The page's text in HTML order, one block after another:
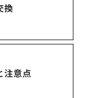
換
注意点